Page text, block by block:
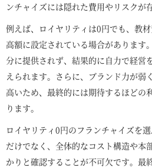
ンチャイズには隠れた費用やリスクが
例えば、ロイヤリティは0円でも、教
高額に設定されている場合があります
分に提供されず、結果的に自力で経営
えられます。さらに、ブランド力が弱
高いため、最終的には期待するほどの
ります。
ロイヤリティ0円のフランチャイズを
だけでなく、全体的なコスト構造や本
かりと確認することが不可欠です。最